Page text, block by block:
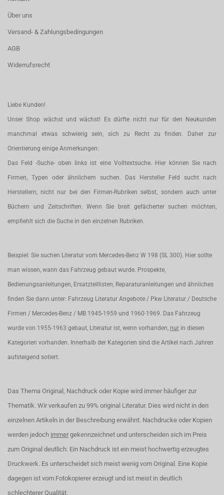
Über uns
Versand- & Zahlungsbedingungen
AGB
Widerrufsrecht
Liebe Kunden!
Unser Shop wächst und wächst! Es dürfte nicht nur für den Neukunden
manchmal etwas schwierig sein, sich zu Recht zu finden. Daher zur
Orientierung einige Anmerkungen:
Das Feld -Suche- oben links ist eine Volltextsuche. Hier können Sie nach
Firmen, Typen oder ähnlichem suchen. Das Hersteller Feld sucht nach
Herstellern, nicht nur bei den Firmen-Rubriken selbst, sondern auch unter
Büchern und Zeitschriften. Wenn Sie breit gefächerter suchen möchten,
empfiehlt sich die Suche in den einzelnen Rubriken.
Beispiel: Sie suchen Literatur vom Mercedes-Benz W 198 (SL 300). Hier sollte
man wissen, wann das Fahrzeug gebaut wurde. Prospekte,
Bedienungsanleitungen, Ersatzteillisten, Reparaturanleitungen und ähnliches
finden Sie dann unter: Fahrzeug Literatur Angebote / Pkw Literatur / Deutsche
Firmen / Mercedes-Benz / MB 1945-1959 und 1960-1969. Das Fahrzeug
wurde von 1955-1963 gebaut, Literatur ist, wenn vorhanden, nur in diesen
Kategorien vorhanden. Innerhalb der Kategorien sind die Artikel nach Jahren
aufsteigend sotiert.
Das Thema Original, Nachdruck oder Kopie wird immer häufiger zur
Thematik. Wir verkaufen zu 99% original Literatur. Dies wird nicht in den
einzelnen Artikeln in der Beschreibung erwähnt. Nachdrucke oder Kopien
werden jedoch immer gekennzeichnet und unterscheiden sich im Preis
zum Original deutlich. Ein Nachdruck ist ein meist hochwertig erzeugtes
Druckwerk. Es unterscheidet sich meist wenig vom Original. Eine Kopie
dagegen ist vom Fotokopierer erzeugt und ist meist in deutlich
schlechterer Qualität.